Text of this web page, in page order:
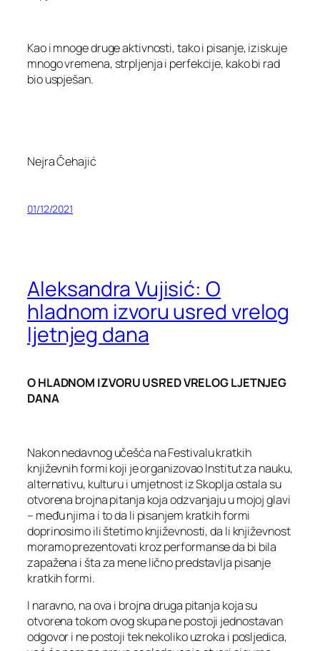
Kao i mnoge druge aktivnosti, tako i pisanje, iziskuje
mnogo vremena, strpljenja i perfekcije, kako bi rad
bio uspješan.
Nejra Čehajić
01/12/2021
Aleksandra Vujisić: O
hladnom izvoru usred vrelog
ljetnjeg dana
O HLADNOM IZVORU USRED VRELOG LJETNJEG
DANA
Nakon nedavnog učešća na Festivalu kratkih
književnih formi koji je organizovao Institut za nauku,
alternativu, kulturu i umjetnost iz Skoplja ostala su
otvorena brojna pitanja koja odzvanjaju u mojoj glavi
– među njima i to da li pisanjem kratkih formi
doprinosimo ili štetimo književnosti, da li književnost
moramo prezentovati kroz performanse da bi bila
zapažena i šta za mene lično predstavlja pisanje
kratkih formi.
I naravno, na ova i brojna druga pitanja koja su
otvorena tokom ovog skupa ne postoji jednostavan
odgovor i ne postoji tek nekoliko uzroka i posljedica,